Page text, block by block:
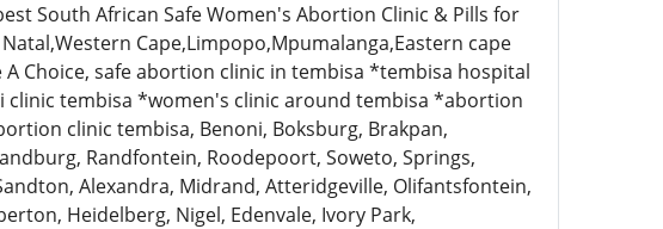
South African Safe Women's Abortion Clinic & Pills for
Cape,Limpopo,Mpumalanga,Eastern cape
A Choice, safe abortion clinic in tembisa *tembisa hospital
tembisa *women's clinic around tembisa *abortion
clinic tembisa, Benoni, Boksburg, Brakpan,
Randfontein, Roodepoort, Soweto, Springs,
Alexandra, Midrand, Atteridgeville, Olifantsfontein,
Heidelberg, Nigel, Edenvale, Ivory Park,